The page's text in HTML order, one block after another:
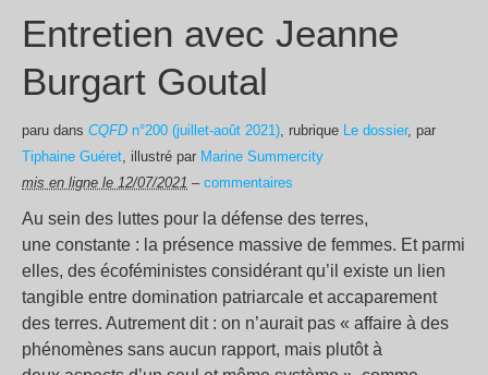
Entretien avec Jeanne
Burgart Goutal
paru dans CQFD n°200 (juillet-août 2021), rubrique Le dossier, par
Tiphaine Guéret, illustré par Marine Summercity
mis en ligne le 12/07/2021 – commentaires
Au sein des luttes pour la défense des terres,
une constante : la présence massive de femmes. Et parmi
elles, des écoféministes considérant qu’il existe un lien
tangible entre domination patriarcale et accaparement
des terres. Autrement dit : on n’aurait pas « affaire à des
phénomènes sans aucun rapport, mais plutôt à